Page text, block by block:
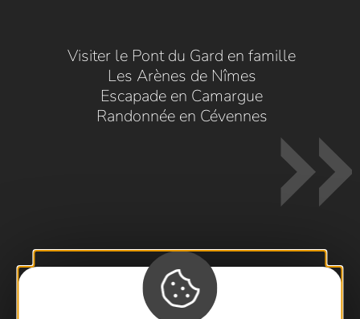
Visiter le Pont du Gard en famille
Les Arènes de Nîmes
Escapade en Camargue
Randonnée en Cévennes
Contactez-nous !
Foire aux questions